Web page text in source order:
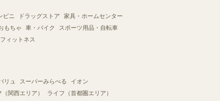
ビニ ドラッグストア
家具・ホームセンター
もちゃ
車・バイク
スポーツ用品・自転車
ィットネス
リュ スーパーみらべる
イオン
関西エリア）
ライフ（首都圏エリア）